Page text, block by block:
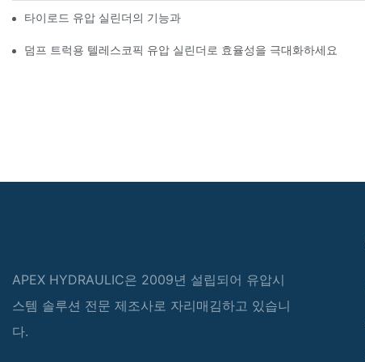
타이로드 유압 실린더의 기능과 중요성 이해
덤프 트럭용 텔레스코픽 유압 실린더로 효율성을 극대화하세요
APEX HYDRAULIC은 2009년 설립되어 유압시
스템 솔루션 전문 제조사로 자리매김하고 있습니
다.